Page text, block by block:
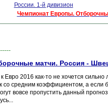
России. 1-й дивизион
Чемпионат Европы.
матчи. Россия -
2016 как-то не хочется сильно
со средним коэффициентом, а если
вовсе пропустить данный